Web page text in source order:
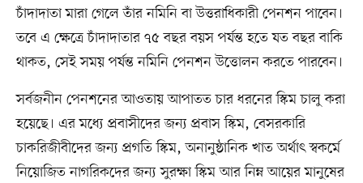
চাঁদাদাতা মারা গেলে তাঁর নমিনি বা উত্তরাধিকারী পেনশন পাবেন।
তবে এ ক্ষেত্রে চাঁদাদাতার ৭৫ বছর বয়স পর্যন্ত হতে যত বছর বাকি
থাকত, সেই সময় পর্যন্ত নমিনি পেনশন উত্তোলন করতে পারবেন।
সর্বজনীন পেনশনের আওতায় আপাতত চার ধরনের স্কিম চালু করা
হয়েছে। এর মধ্যে প্রবাসীদের জন্য প্রবাস স্কিম, বেসরকারি
চাকরিজীবীদের জন্য প্রগতি স্কিম, অনানুষ্ঠানিক খাত অর্থাৎ স্বকর্মে
নিয়োজিত নাগরিকদের জন্য সুরক্ষা স্কিম আর নিম্ন আয়ের মানুষের